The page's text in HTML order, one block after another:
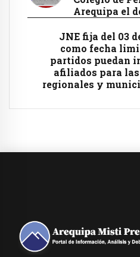
Arequipa el
JNE fija del 03
como fecha
partidos puedan
afiliados para
regionales y